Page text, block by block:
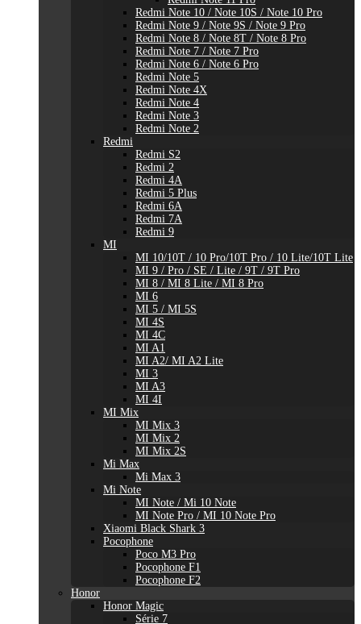
Redmi Note 10 / Note 10S / Note 10 Pro
Redmi Note 9 / Note 9S / Note 9 Pro
Redmi Note 8 / Note 8T / Note 8 Pro
Redmi Note 7 / Note 7 Pro
Redmi Note 6 / Note 6 Pro
Redmi Note 5
Redmi Note 4X
Redmi Note 4
Redmi Note 3
Redmi Note 2
Redmi
Redmi S2
Redmi 2
Redmi 4A
Redmi 5 Plus
Redmi 6A
Redmi 7A
Redmi 9
MI
MI 10/10T / 10 Pro/10T Pro / 10 Lite/10T Lite
MI 9 / Pro / SE / Lite / 9T / 9T Pro
MI 8 / MI 8 Lite / MI 8 Pro
MI 6
MI 5 / MI 5S
MI 4S
MI 4C
MI A1
MI A2/ MI A2 Lite
MI 3
MI A3
MI 4I
MI Mix
MI Mix 3
MI Mix 2
MI Mix 2S
Mi Max
Mi Max 3
Mi Note
MI Note / Mi 10 Note
MI Note Pro / MI 10 Note Pro
Xiaomi Black Shark 3
Pocophone
Poco M3 Pro
Pocophone F1
Pocophone F2
Honor
Honor Magic
Série 7